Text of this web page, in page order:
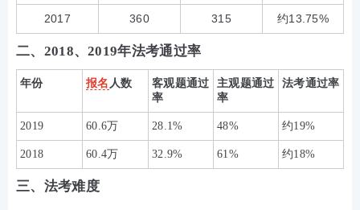
2017 360 315 约13.75%
二、2018、2019年法考通过率
年份 报名 人数
客观题通过
率
主观题通过
率
法考通过率
2019 60.6万 28.1% 48% 约19%
2018 60.4万 32.9% 61% 约18%
三、法考难度